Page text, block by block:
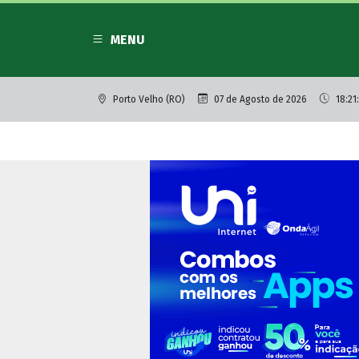
MENU
Porto Velho (RO) 07 de Agosto de 2026